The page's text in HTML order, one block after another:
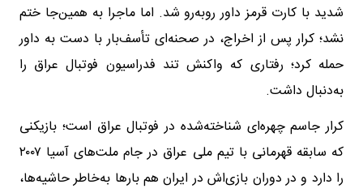
شدید با کارت قرمز داور روبه‌رو شد. اما ماجرا به همین‌جا ختم
نشد؛ کرار پس از اخراج، در صحنه‌ای تأسف‌بار با دست به داور
حمله کرد؛ رفتاری که واکنش تند فدراسیون فوتبال عراق را
به‌دنبال داشت.
کرار جاسم چهره‌ای شناخته‌شده در فوتبال عراق است؛ بازیکنی
که سابقه قهرمانی با تیم ملی عراق در جام ملت‌های آسیا ۲۰۰۷
را دارد و در دوران بازی‌اش در ایران هم بارها به‌خاطر حاشیه‌ها،